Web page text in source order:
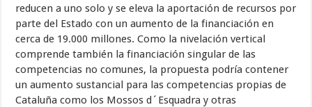
reducen a uno solo y se eleva la aportación de recursos por
parte del Estado con un aumento de la financiación en
cerca de 19.000 millones. Como la nivelación vertical
comprende también la financiación singular de las
competencias no comunes, la propuesta podría contener
un aumento sustancial para las competencias propias de
Cataluña como los Mossos d´Esquadra y otras